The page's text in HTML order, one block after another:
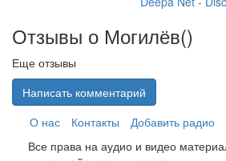
Отзывы о Могилёв()
Еще отзывы
Написать комментарий
О нас
Контакты Добавить радио
Все права на аудио и видео